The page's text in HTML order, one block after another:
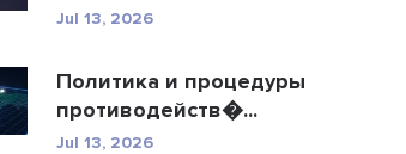
безопасн�...
Jul 13, 2026
Политика и процедуры
противодейств�...
Jul 13, 2026